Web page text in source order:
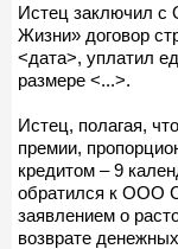
Истец заключил
Жизни» договор
<дата>, уплатил
размере <...>.
Истец, полагая,
премии,
кредитом – 9
обратился к ООО
заявлением о
возврате